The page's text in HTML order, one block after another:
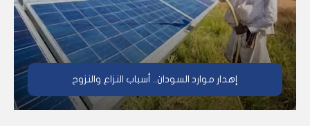
إهدار موارد السودان.. أسباب النزاع والنزوح